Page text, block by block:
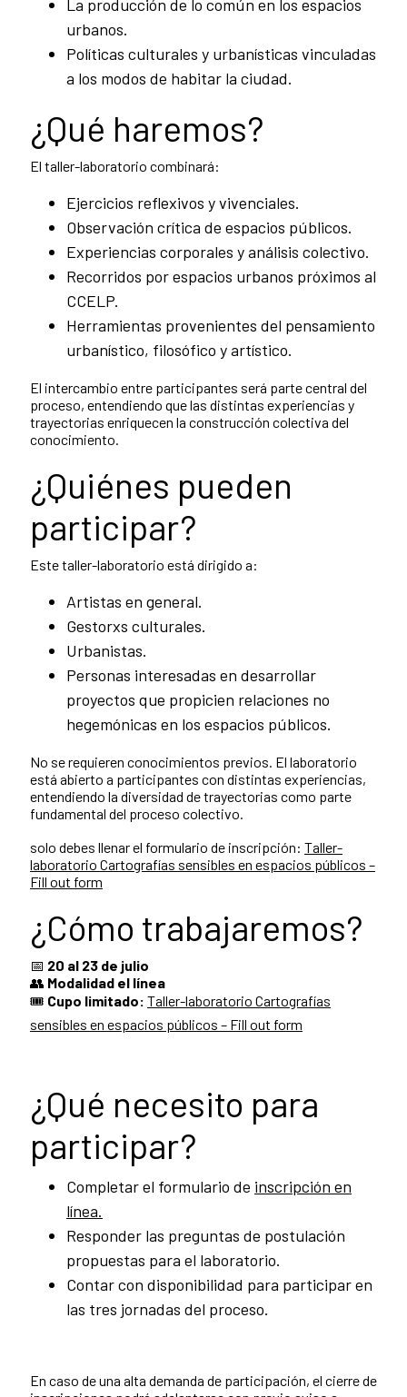
La producción de lo común en los espacios
urbanos.
Políticas culturales y urbanísticas vinculadas
a los modos de habitar la ciudad.
¿Qué haremos?
El taller-laboratorio combinará:
Ejercicios reflexivos y vivenciales.
Observación crítica de espacios públicos.
Experiencias corporales y análisis colectivo.
Recorridos por espacios urbanos próximos al
CCELP.
Herramientas provenientes del pensamiento
urbanístico, filosófico y artístico.
El intercambio entre participantes será parte central del
proceso, entendiendo que las distintas experiencias y
trayectorias enriquecen la construcción colectiva del
conocimiento.
¿Quiénes pueden
participar?
Este taller-laboratorio está dirigido a:
Artistas en general.
Gestorxs culturales.
Urbanistas.
Personas interesadas en desarrollar
proyectos que propicien relaciones no
hegemónicas en los espacios públicos.
No se requieren conocimientos previos. El laboratorio
está abierto a participantes con distintas experiencias,
entendiendo la diversidad de trayectorias como parte
fundamental del proceso colectivo.
solo debes llenar el formulario de inscripción: Taller-
laboratorio Cartografías sensibles en espacios públicos –
Fill out form
¿Cómo trabajaremos?
📅 20 al 23 de julio
👥 Modalidad el línea
🎟️ Cupo limitado: Taller-laboratorio Cartografías
sensibles en espacios públicos – Fill out form
¿Qué necesito para
participar?
Completar el formulario de inscripción en
línea.
Responder las preguntas de postulación
propuestas para el laboratorio.
Contar con disponibilidad para participar en
las tres jornadas del proceso.
En caso de una alta demanda de participación, el cierre de